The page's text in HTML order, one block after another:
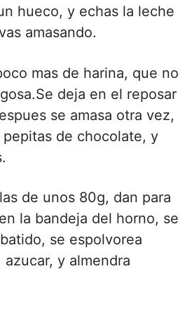
hueco, y echas la leche
amasando.
mas de harina, que no
deja en el reposar
se amasa otra vez,
de chocolate, y
de unos 80g, dan para
la bandeja del horno, se
se espolvorea
y almendra